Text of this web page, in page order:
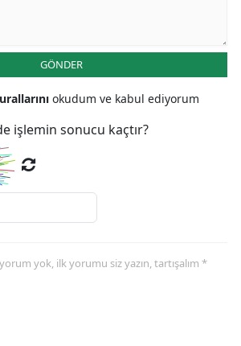
GÖNDER
okudum ve kabul ediyorum
işlemin sonucu kaçtır?
yok, ilk yorumu siz yazın, tartışalım *